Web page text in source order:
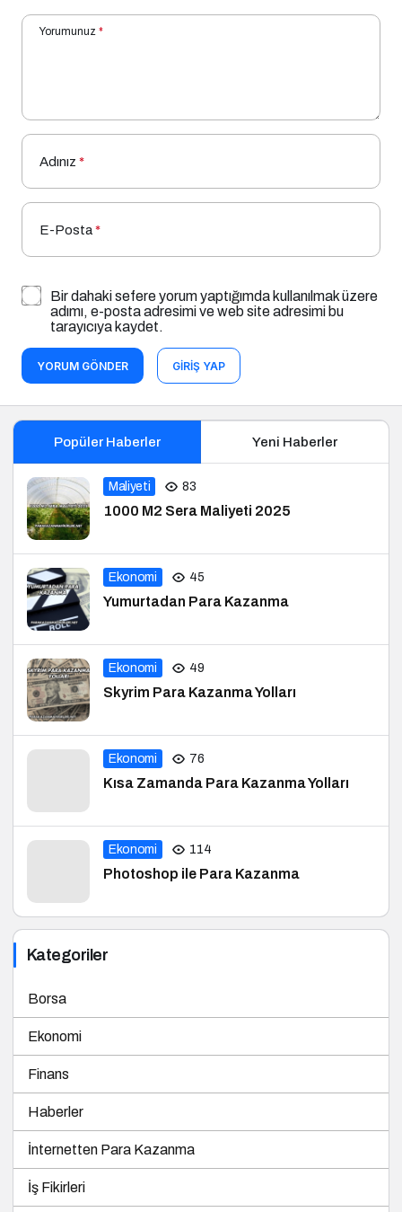
Yorumunuz *
Adınız *
E-Posta*
Bir dahaki sefere yorum yaptığımda kullanılmak üzere
adımı, e-posta adresimi ve web site adresimi bu
tarayıcıya kaydet.
YORUM GÖNDER GIRIŞ YAP
Popüler Haberler Yeni Haberler
Maliyeti 83
1000 M2 Sera Maliyeti 2025
Ekonomi 45
Yumurtadan Para Kazanma
Ekonomi 49
Skyrim Para Kazanma Yolları
Ekonomi 76
Kısa Zamanda Para Kazanma Yolları
Ekonomi 114
Photoshop ile Para Kazanma
Kategoriler
Borsa
Ekonomi
Finans
Haberler
İnternetten Para Kazanma
İş Fikirleri